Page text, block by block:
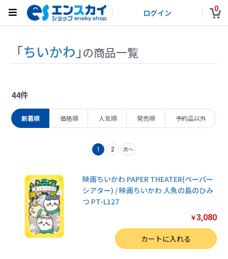
ログイン 0
「ちいかわ 」の商品一覧
44件
新着順 価格順 人気順 発売順 予約品以外
1 2 次へ
映画ちいかわ PAPER THEATER(ペーパー
シアター) / 映画ちいかわ 人魚の島のひみ
つ PT-L127
￥3,080
カートに入れる